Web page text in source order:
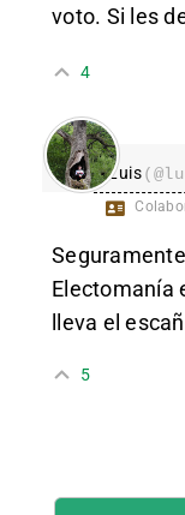
voto. Si les
4
Luis
Electomanía
lleva el
5